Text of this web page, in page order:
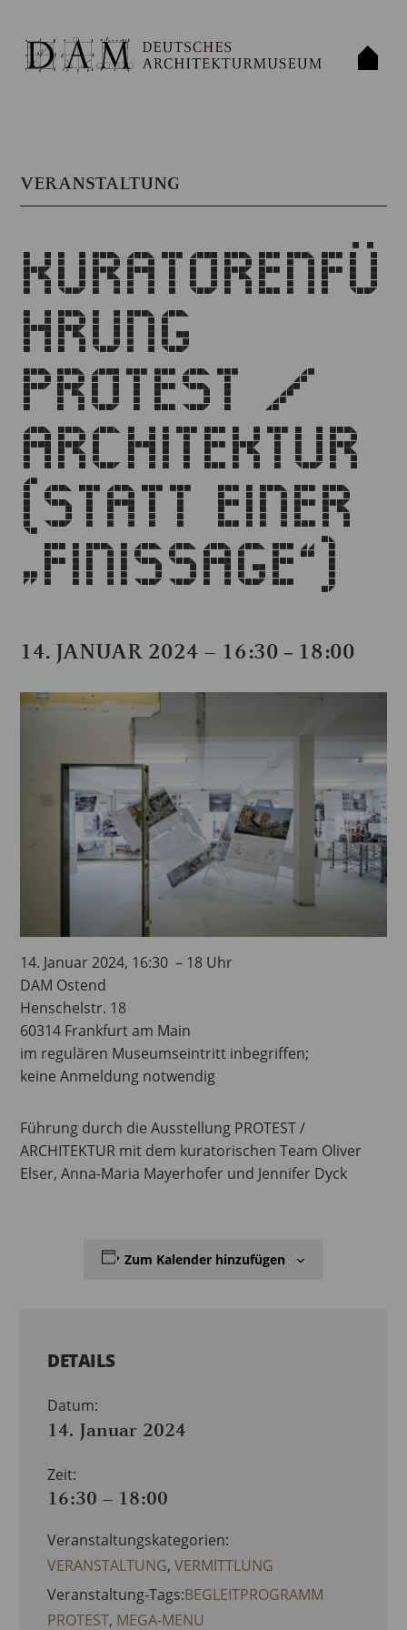
VERANSTALTUNG
KURATORENFÜ
HRUNG
PROTEST /
ARCHITEKTUR
(STATT EINER
„FINISSAGE“)
14. JANUAR 2024 – 16:30 – 18:00
14. Januar 2024, 16:30 – 18 Uhr
DAM Ostend
Henschelstr. 18
60314 Frankfurt am Main
im regulären Museumseintritt inbegriffen;
keine Anmeldung notwendig
Führung durch die Ausstellung PROTEST /
ARCHITEKTUR mit dem kuratorischen Team Oliver
Elser, Anna-Maria Mayerhofer und Jennifer Dyck
Zum Kalender hinzufügen
DETAILS
Datum:
14. Januar 2024
Zeit:
16:30 – 18:00
Veranstaltungskategorien:
VERANSTALTUNG,VERMITTLUNG
Veranstaltung-Tags:BEGLEITPROGRAMM
PROTEST, MEGA-MENU